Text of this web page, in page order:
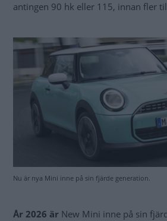
antingen 90 hk eller 115, innan fler
Nu är nya Mini inne på sin fjärde generation.
År 2026 är New Mini inne på sin